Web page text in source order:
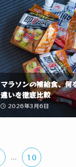
マラソンの補給食、何
違いを徹底比較
2026年3月6日
... 10